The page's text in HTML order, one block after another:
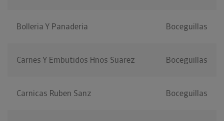
Bolleria Y Panaderia Boceguillas
Carnes Y Embutidos Hnos Suarez Boceguillas
Carnicas Ruben Sanz Boceguillas